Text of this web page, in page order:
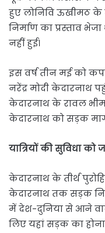
हुए लोनिवि ऊखीमठ
निर्माण का प्रस्ताव
नहीं हुई।
इस वर्ष तीन मई को
नरेंद्र मोदी केदारनाथ
केदारनाथ के रावल
केदारनाथ को सड़क
यात्रियों की सुविधा को
केदारनाथ के तीर्थ
केदारनाथ तक सड़क
में देश-दुनिया से आने
लिए यहां सड़क का